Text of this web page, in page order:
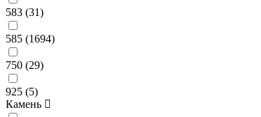
583 (31)
585 (1694)
750 (29)
925 (5)
Камень